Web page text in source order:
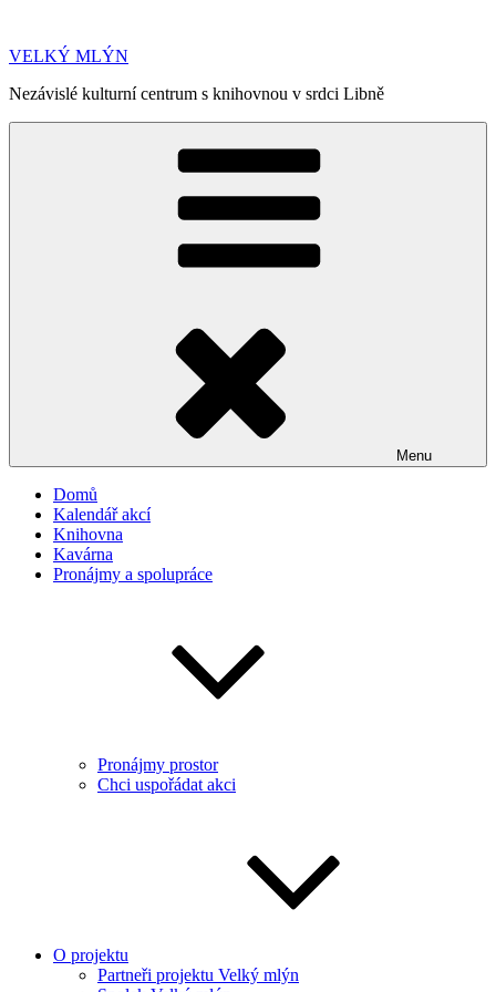
obsahu
VELKÝ MLÝN
Nezávislé kulturní centrum s knihovnou v srdci Libně
Menu
Domů
Kalendář akcí
Knihovna
Kavárna
Pronájmy a spolupráce
Pronájmy prostor
Chci uspořádat akci
O projektu
Partneři projektu Velký mlýn